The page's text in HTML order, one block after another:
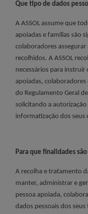
Que tipo de dados
A ASSOL assume que
apoiadas e famílias são
colaboradores
recolhidos. A ASSOL
necessários para instruir
apoiadas,
do Regulamento Geral
solicitando a
informatização dos seus
Para que finalidades
A recolha e tratamento
manter, administrar e
pessoa apoiada,
dados pessoais dos